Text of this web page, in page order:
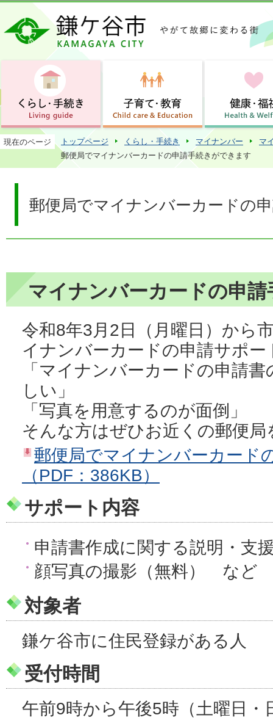
この
現在のページ トップページ くらし・手続き マイナンバー
マ
郵便局でマイナンバーカードの申請手続きができます
郵便局でマイナンバーカードの
マイナンバーカードの申
令和8年3月2日（月曜日）から
イナンバーカードの申請サポ
「マイナンバーカードの申請
しい」
「写真を用意するのが面倒」
そんな方はぜひお近くの郵便
郵便局でマイナンバーカード
（PDF：386KB）
サポート内容
申請書作成に関する説明・支
顔写真の撮影（無料） など
対象者
鎌ケ谷市に住民登録がある人
受付時間
午前9時から午後5時（土曜日・